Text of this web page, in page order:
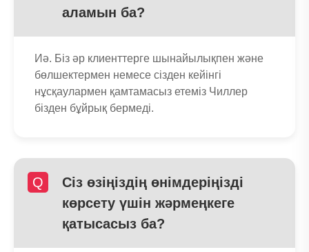
аламын ба?
Иә. Біз әр клиенттерге шынайылықпен және
бөлшектермен немесе сізден кейінгі
нұсқаулармен қамтамасыз етеміз Чиллер
бізден бұйрық бермеді.
Q
Сіз өзіңіздің өнімдеріңізді
көрсету үшін жәрмеңкеге
қатысасыз ба?